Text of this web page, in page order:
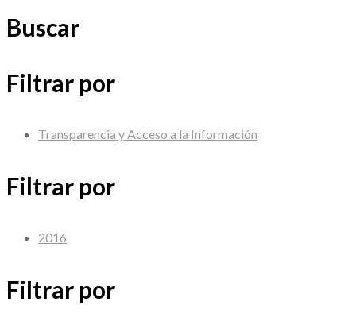
Buscar
Filtrar por
Transparencia y Acceso a la Información
Filtrar por
2016
Filtrar por